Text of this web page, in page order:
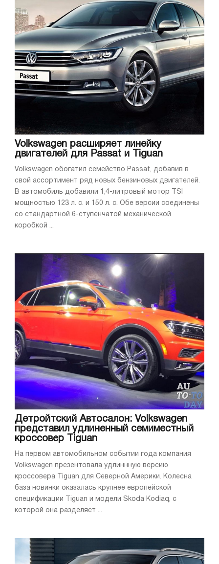
Volkswagen расширяет линейку
двигателей для Passat и Tiguan
Volkswagen обогатил семейство Passat, добавив в
свой ассортимент ряд новых бензиновых двигателей.
В автомобиль добавили 1,4-литровый мотор TSI
мощностью 123 л. с. и 150 л. с. Обе версии соединены
со стандартной 6-ступенчатой механической
коробкой ...
Детройтский Автосалон: Volkswagen
представил удлиненный семиместный
кроссовер Tiguan
На первом автомобильном событии года компания
Volkswagen презентовала удлиннную версию
кроссовера Tiguan для Северной Америки. Колесна
база новинки оказалась крупнее европейской
спецификации Tiguan и модели Skoda Kodiaq, с
которой она разделяет ...